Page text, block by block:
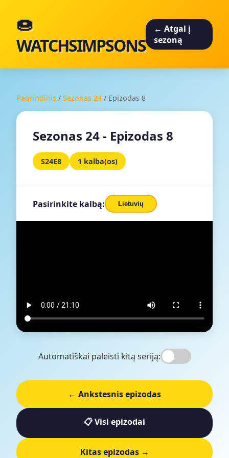
🍩
WATCHSIMPSONS
← Atgal į
sezoną
Pagrindinis / Sezonas 24 / Epizodas 8
Sezonas 24 - Epizodas 8
S24E8 1 kalba(os)
Pasirinkite kalbą: Lietuvių
Automatiškai paleisti kitą seriją:
← Ankstesnis epizodas
📋 Visi epizodai
Kitas epizodas →